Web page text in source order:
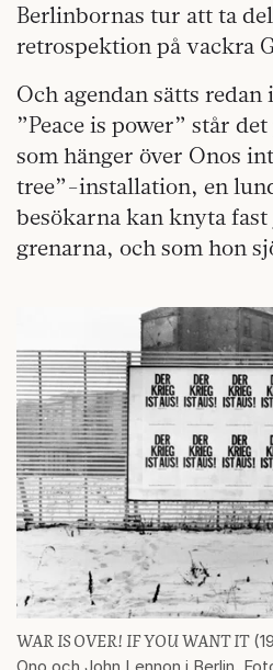
Berlinbornas tur att ta
retrospektion på vackra
Och agendan sätts
”Peace is power” står
som hänger över Onos
tree”-installation, en
besökarna kan knyta
grenarna, och som hon
WAR IS OVER! IF YOU WANT IT